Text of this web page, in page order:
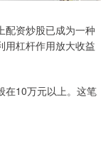
配资炒股已成为一种
用杠杆作用放大收益
在10万元以上。这笔